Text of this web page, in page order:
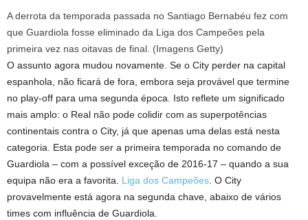
A derrota da temporada passada no Santiago Bernabéu fez com
que Guardiola fosse eliminado da Liga dos Campeões pela
primeira vez nas oitavas de final. (Imagens Getty)
O assunto agora mudou novamente. Se o City perder na capital
espanhola, não ficará de fora, embora seja provável que termine
no play-off para uma segunda época. Isto reflete um significado
mais amplo: o Real não pode colidir com as superpotências
continentais contra o City, já que apenas uma delas está nesta
categoria. Esta pode ser a primeira temporada no comando de
Guardiola – com a possível exceção de 2016-17 – quando a sua
equipa não era a favorita. Liga dos Campeões . O City
provavelmente está agora na segunda chave, abaixo de vários
times com influência de Guardiola.